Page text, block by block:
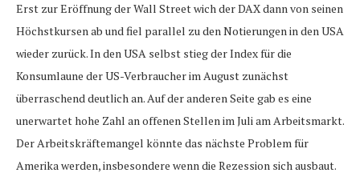
Erst zur Eröffnung der Wall Street wich der DAX dann von seinen
Höchstkursen ab und fiel parallel zu den Notierungen in den USA
wieder zurück. In den USA selbst stieg der Index für die
Konsumlaune der US-Verbraucher im August zunächst
überraschend deutlich an. Auf der anderen Seite gab es eine
unerwartet hohe Zahl an offenen Stellen im Juli am Arbeitsmarkt.
Der Arbeitskräftemangel könnte das nächste Problem für
Amerika werden, insbesondere wenn die Rezession sich ausbaut.